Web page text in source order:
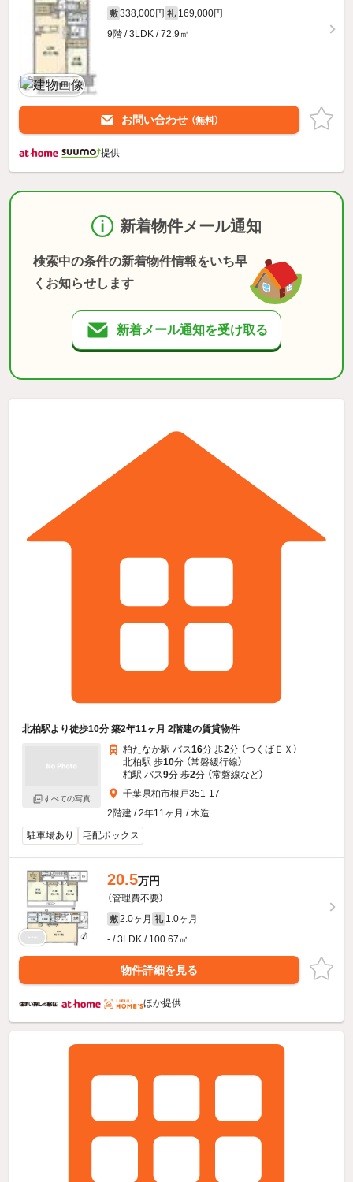
敷 338,000円 礼 169,000円
9階 / 3LDK / 72.9㎡
お問い合わせ （無料）
提供
新着物件メール通知
検索中の条件の新着物件情報をいち早
くお知らせします
新着メール通知を受け取る
北柏駅より徒歩10分 築2年11ヶ月 2階建の賃貸物件
すべての写真
柏たなか駅 バス16分 歩2分 （つくばＥＸ）
北柏駅 歩10分 （常磐緩行線）
柏駅 バス9分 歩2分 （常磐線など）
千葉県柏市根戸351-17
2階建 / 2年11ヶ月 / 木造
駐車場あり
宅配ボックス
20.5万円
（管理費不要）
敷 2.0ヶ月 礼 1.0ヶ月
- / 3LDK / 100.67㎡
物件詳細を見る
ほか提供